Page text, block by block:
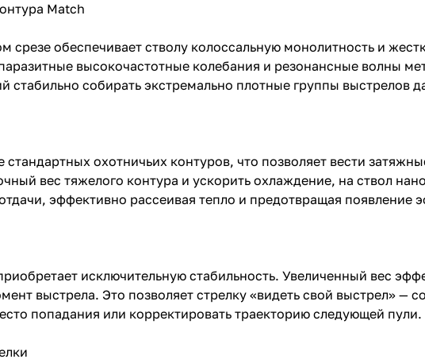
Match
обеспечивает стволу колоссальную монолитность и
высокочастотные колебания и резонансные волны
собирать экстремально плотные группы выстрелов
охотничьих контуров, что позволяет вести
вес тяжелого контура и ускорить охлаждение, на ствол
эффективно рассеивая тепло и предотвращая появление
исключительную стабильность. Увеличенный вес
выстрела. Это позволяет стрелку «видеть свой выстрел» —
попадания или корректировать траекторию следующей пули.